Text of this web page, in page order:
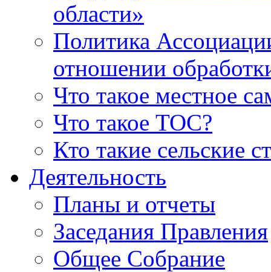
области»
Политика
отношении
Что такое местное
Что такое ТОС?
Кто такие сельские
Деятельность
Планы и отчеты
Заседания Правления
Общее Собрание